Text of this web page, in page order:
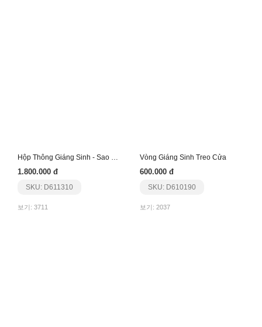
Hộp Thông Giáng Sinh - Sao Bạc
1.800.000 đ
SKU: D611310
보기: 3711
Vòng Giáng Sinh Treo Cửa
600.000 đ
SKU: D610190
보기: 2037